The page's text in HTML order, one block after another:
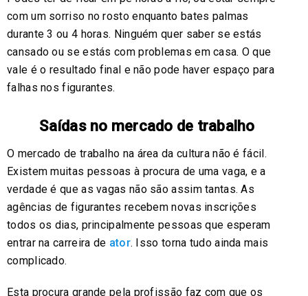
com um sorriso no rosto enquanto bates palmas
durante 3 ou 4 horas. Ninguém quer saber se estás
cansado ou se estás com problemas em casa. O que
vale é o resultado final e não pode haver espaço para
falhas nos figurantes.
Saídas no mercado de trabalho
O mercado de trabalho na área da cultura não é fácil.
Existem muitas pessoas à procura de uma vaga, e a
verdade é que as vagas não são assim tantas. As
agências de figurantes recebem novas inscrições
todos os dias, principalmente pessoas que esperam
entrar na carreira de ator. Isso torna tudo ainda mais
complicado.
Esta procura grande pela profissão faz com que os